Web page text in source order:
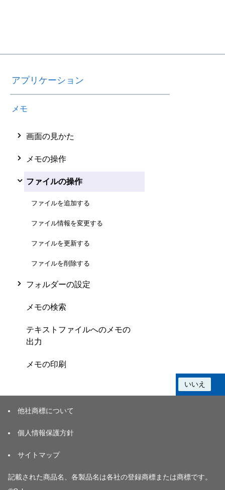
アプリケーション
メモ
画面の見かた
メモの操作
ファイルの操作
ファイルを追加する
ファイル情報を変更する
ファイルを更新する
ファイルを削除する
フォルダーの設定
メモの検索
テキストファイルへのメモの
出力
メモの印刷
いいえ
他社商標について
個人情報保護方針
サイトマップ
記載された商品名、各製品名は各社の登録商標または商標です。